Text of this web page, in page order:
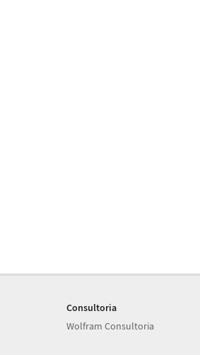
Consultoria
Wolfram Consultoria